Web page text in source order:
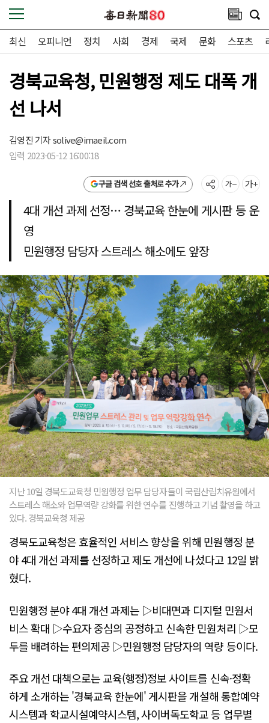
최신 오피니언 정치 사회 경제 국제 문화 스포츠
경북교육청, 민원행정 제도 대폭 개
선 나서
김영진 기자solive@imaeil.com
입력 2023-05-12 16:00:18
구글 검색 선호 출처로 추가
4대 개선 과제 선정… 경북교육 한눈에 게시판 등 운
영
민원행정 담당자 스트레스 해소에도 앞장
지난 10일 경북도교육청 민원행정 업무 담당자들이 국립산림치유원에서
스트레스 해소와 업무역량 강화를 위한 연수를 진행하고 기념 촬영을 하고
있다. 경북교육청 제공
경북도교육청은 효율적인 서비스 향상을 위해 민원행정 분
야 4대 개선 과제를 선정하고 제도 개선에 나섰다고 12일 밝
혔다.
민원행정 분야 4대 개선 과제는 ▷비대면과 디지털 민원서
비스 확대 ▷수요자 중심의 공정하고 신속한 민원처리 ▷모
두를 배려하는 편의제공 ▷민원행정 담당자의 역량 등이다.
주요 개선 대책으로는 교육(행정)정보 사이트를 신속·정확
하게 소개하는 '경북교육 한눈에' 게시판을 개설해 통합예약
시스템과 학교시설예약시스템, 사이버독도학교 등 업무별